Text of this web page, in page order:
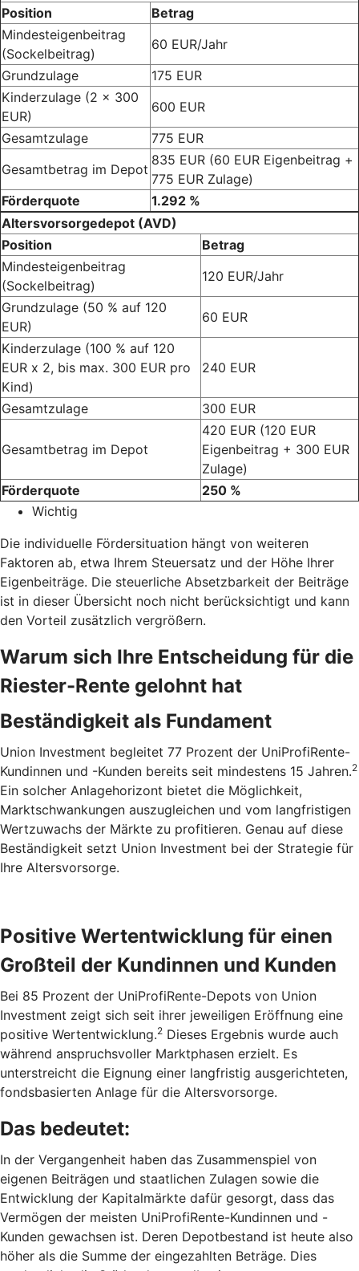
Position
Betrag
Mindesteigenbeitrag
(Sockelbeitrag)
60 EUR/Jahr
Grundzulage
175 EUR
Kinderzulage (2 x 300
EUR)
600 EUR
Gesamtzulage
775 EUR
Gesamtbetrag im Depot
835 EUR (60 EUR Eigenbeitrag +
775 EUR Zulage)
Förderquote
1.292 %
Altersvorsorgedepot (AVD)
Position
Betrag
Mindesteigenbeitrag
(Sockelbeitrag)
120 EUR/Jahr
Grundzulage (50 % auf 120
EUR)
60 EUR
Kinderzulage (100 % auf 120
EUR x 2, bis max. 300 EUR pro
Kind)
240 EUR
Gesamtzulage 300 EUR
Gesamtbetrag im Depot
420 EUR (120 EUR
Eigenbeitrag + 300 EUR
Zulage)
Förderquote
250 %
Wichtig
Die individuelle Fördersituation hängt von weiteren
Faktoren ab, etwa Ihrem Steuersatz und der Höhe Ihrer
Eigenbeiträge. Die steuerliche Absetzbarkeit der Beiträge
ist in dieser Übersicht noch nicht berücksichtigt und kann
den Vorteil zusätzlich vergrößern.
Warum sich Ihre Entscheidung für die
Riester-Rente gelohnt hat
Beständigkeit als Fundament
Union Investment begleitet 77 Prozent der UniProfiRente-
Kundinnen und -Kunden bereits seit mindestens 15 Jahren.2
Ein solcher Anlagehorizont bietet die Möglichkeit,
Marktschwankungen auszugleichen und vom langfristigen
Wertzuwachs der Märkte zu profitieren. Genau auf diese
Beständigkeit setzt Union Investment bei der Strategie für
Ihre Altersvorsorge.
Positive Wertentwicklung für einen
Großteil der Kundinnen und Kunden
Bei 85 Prozent der UniProfiRente-Depots von Union
Investment zeigt sich seit ihrer jeweiligen Eröffnung eine
positive Wertentwicklung.2 Dieses Ergebnis wurde auch
während anspruchsvoller Marktphasen erzielt. Es
unterstreicht die Eignung einer langfristig ausgerichteten,
fondsbasierten Anlage für die Altersvorsorge.
Das bedeutet:
In der Vergangenheit haben das Zusammenspiel von
eigenen Beiträgen und staatlichen Zulagen sowie die
Entwicklung der Kapitalmärkte dafür gesorgt, dass das
Vermögen der meisten UniProfiRente-Kundinnen und -
Kunden gewachsen ist. Deren Depotbestand ist heute also
höher als die Summe der eingezahlten Beträge. Dies